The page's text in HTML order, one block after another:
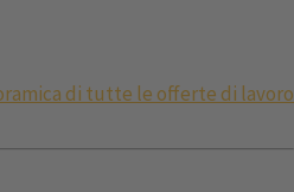
di tutte le offerte di lavoro